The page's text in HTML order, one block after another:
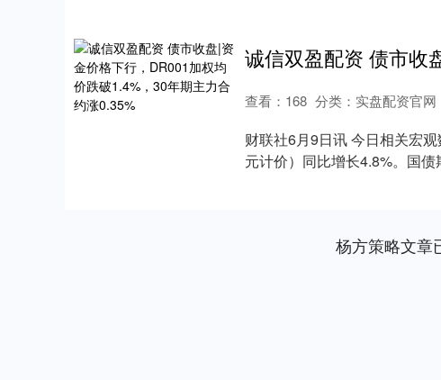
查看： 168 分类： 实盘配资官网
财联社6月9日讯 今日相关宏
元计价）同比增长4.8%。国
杨方策略文章